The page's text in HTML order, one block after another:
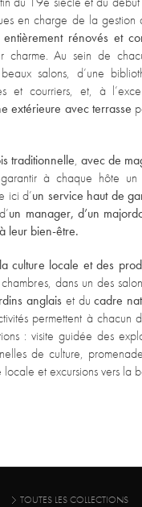
en charge de la gestion
rénovés et
charme. Au sein de
salons, d’une
et courriers, et, à
extérieure avec terrasse
traditionnelle, avec de
à chaque hôte un
ici d’un service haut de
un manager, d’un
leur bien-être.
culture locale et des
dans un des
anglais et ducadre
permettent à chacun
: visite guidée des
de culture,
et excursions vers la
TOUTES LES COLLECTIONS